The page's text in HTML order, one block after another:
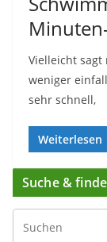
Vielleicht sagt
weniger
sehr schnell,
Weiterlesen
Suche &